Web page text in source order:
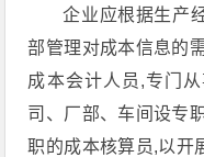
企业应根据生产
部管理对成本信息的
成本会计人员,专门
司、厂部、车间设专
职的成本核算员,以开